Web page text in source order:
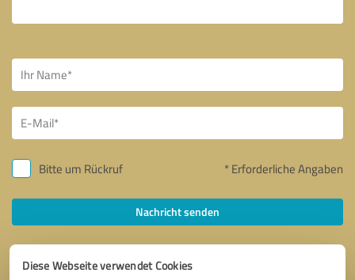
Diese Webseite verwendet Cookies
Bitte um Rückruf * Erforderliche Angaben
Nachricht senden
Ich stimme den